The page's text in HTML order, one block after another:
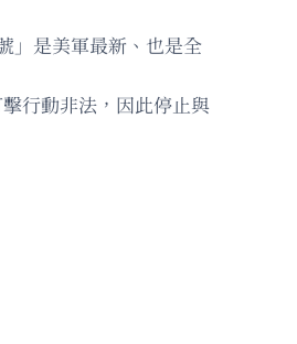
」是美軍最新、也是全
行動非法，因此停止與